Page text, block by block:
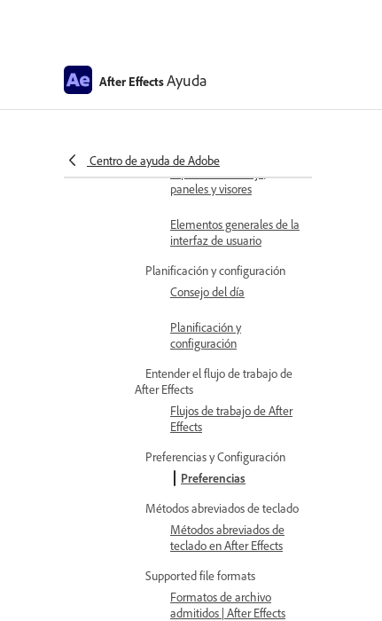
After EffectsAyuda
Centro de ayuda de Adobe
Effects
paneles y visores
Elementos generales de la
interfaz de usuario
Planificación y configuración
Consejo del día
Planificación y
configuración
Entender el flujo de trabajo de
After Effects
Flujos de trabajo de After
Effects
Preferencias y Configuración
Preferencias
Métodos abreviados de teclado
Métodos abreviados de
teclado en After Effects
Supported file formats
Formatos de archivo
admitidos | After Effects